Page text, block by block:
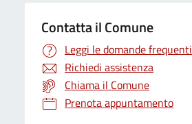
Contatta il Comune
Leggi le domande frequenti
Richiedi assistenza
Chiama il Comune
Prenota appuntamento